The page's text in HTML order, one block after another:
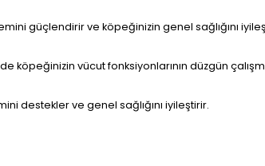
güçlendirir ve köpeğinizin genel sağlığını
köpeğinizin vücut fonksiyonlarının düzgün
destekler ve genel sağlığını iyileştirir.